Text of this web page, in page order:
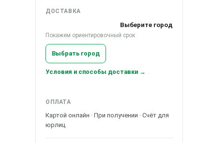
ДОСТАВКА
Выберите город
Покажем ориентировочный срок
Выбрать город
Условия и способы доставки →
ОПЛАТА
Картой онлайн · При получении · Счёт для
юрлиц